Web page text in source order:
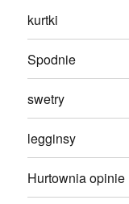
kurtki
Spodnie
swetry
legginsy
Hurtownia opinie